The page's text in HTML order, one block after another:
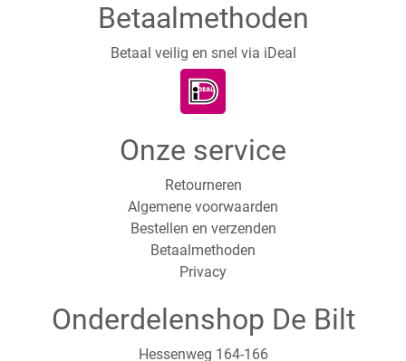
Betaalmethoden
Betaal veilig en snel via iDeal
Onze service
Retourneren
Algemene voorwaarden
Bestellen en verzenden
Betaalmethoden
Privacy
Onderdelenshop De Bilt
Hessenweg 164-166